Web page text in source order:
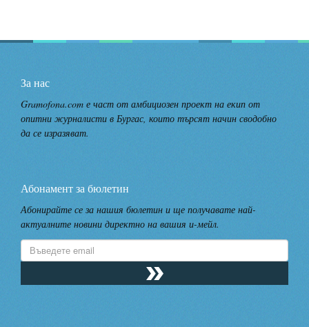
За нас
Gramofona.com е част от амбициозен проект на екип от
опитни журналисти в Бургас, които търсят начин сводобно
да се изразяват.
Абонамент за бюлетин
Абонирайте се за нашия бюлетин и ще получавате най-
актуалните новини директно на вашия и-мейл.